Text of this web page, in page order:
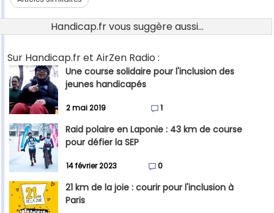
Handicap.fr vous suggère aussi...
Sur Handicap.fr et AirZen Radio :
Une course solidaire pour l'inclusion des
jeunes handicapés
2 mai 2019 1
Raid polaire en Laponie : 43 km de course
pour défier la SEP
14 février 2023 0
21 km de la joie : courir pour l'inclusion à
Paris